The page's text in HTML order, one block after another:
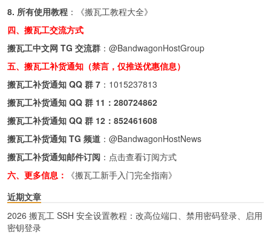
8. 所有使用教程 ：《搬瓦工教程大全》
四、搬瓦工交流方式
搬瓦工中文网 TG 交流群 ： @BandwagonHostGroup
五、搬瓦工补货通知（禁言，仅推送优惠信息）
搬瓦工补货通知 QQ 群 7 ： 1015237813
搬瓦工补货通知 QQ 群 11： 280724862
搬瓦工补货通知 QQ 群 12： 852461608
搬瓦工补货通知 TG 频道 ： @BandwagonHostNews
搬瓦工补货通知邮件订阅 ： 点击查看订阅方式
六、更多信息：
《搬瓦工新手入门完全指南》
近期文章
2026 搬瓦工 SSH 安全设置教程：改高位端口、禁用密码登录、启用
密钥登录